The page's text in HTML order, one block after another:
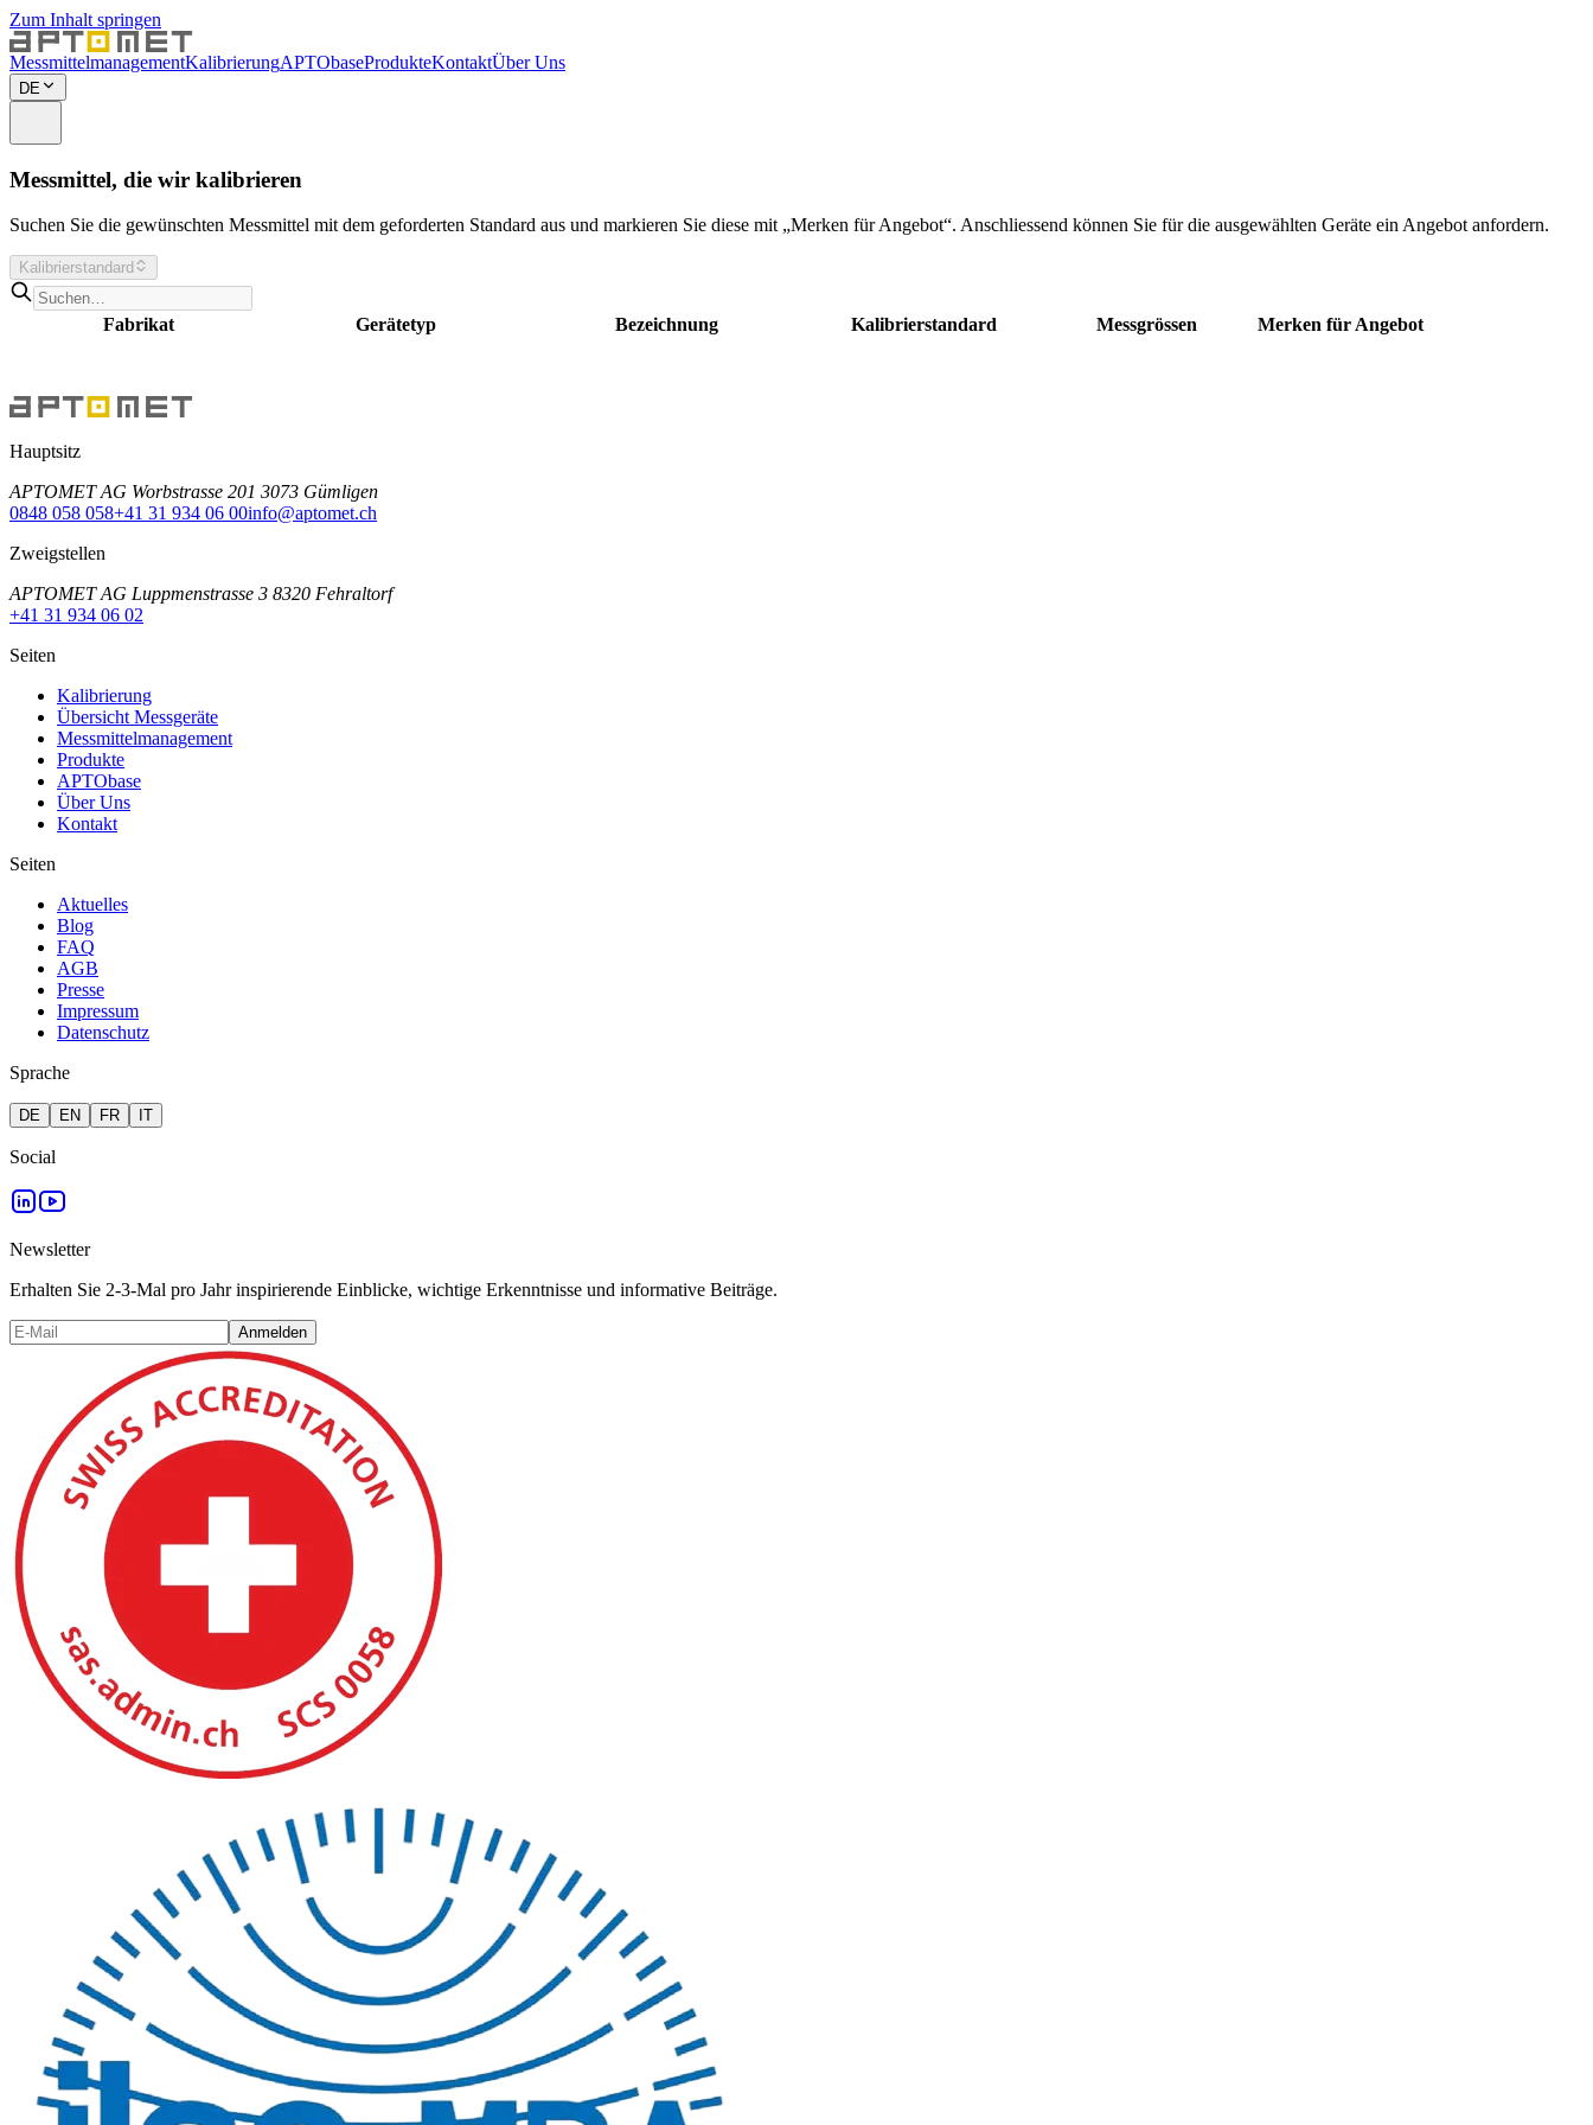
Zum Inhalt springen
MessmittelmanagementKalibrierungAPTObaseProdukteKontaktÜber Uns
DE
Messmittel, die wir kalibrieren
Suchen Sie die gewünschten Messmittel mit dem geforderten Standard aus und markieren Sie diese mit „Merken für Angebot“. Anschliessend können Sie für die ausgewählten Geräte ein Angebot anfordern.
Kalibrierstandard
Fabrikat Gerätetyp Bezeichnung Kalibrierstandard Messgrössen Merken für Angebot
Hauptsitz
APTOMET AG Worbstrasse 201 3073 Gümligen
0848 058 058+41 31 934 06 00info@aptomet.ch
Zweigstellen
APTOMET AG Luppmenstrasse 3 8320 Fehraltorf
+41 31 934 06 02
Seiten
Kalibrierung
Übersicht Messgeräte
Messmittelmanagement
Produkte
APTObase
Über Uns
Kontakt
Seiten
Aktuelles
Blog
FAQ
AGB
Presse
Impressum
Datenschutz
Sprache
DE EN FR IT
Social
Newsletter
Erhalten Sie 2-3-Mal pro Jahr inspirierende Einblicke, wichtige Erkenntnisse und informative Beiträge.
Anmelden